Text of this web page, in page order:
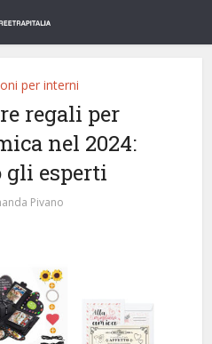
per interni
regali per
nel 2024:
gli esperti
Pivano